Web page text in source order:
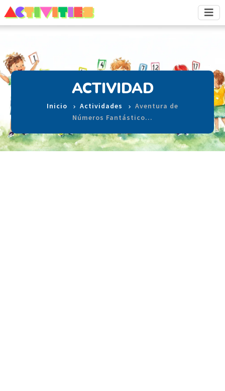
ACTIVIDAD
Inicio Actividades
Aventura de
Números Fantástico…